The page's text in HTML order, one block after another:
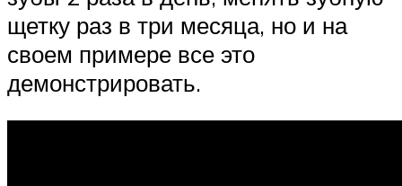
щетку раз в три месяца, но и на
своем примере все это
демонстрировать.